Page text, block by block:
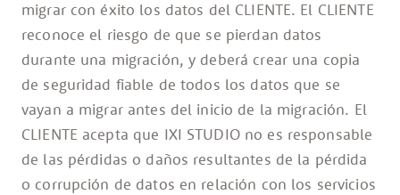
migrar con éxito los datos del CLIENTE. El CLIENTE
reconoce el riesgo de que se pierdan datos
durante una migración, y deberá crear una copia
de seguridad fiable de todos los datos que se
vayan a migrar antes del inicio de la migración. El
CLIENTE acepta que IXI STUDIO no es responsable
de las pérdidas o daños resultantes de la pérdida
o corrupción de datos en relación con los servicios